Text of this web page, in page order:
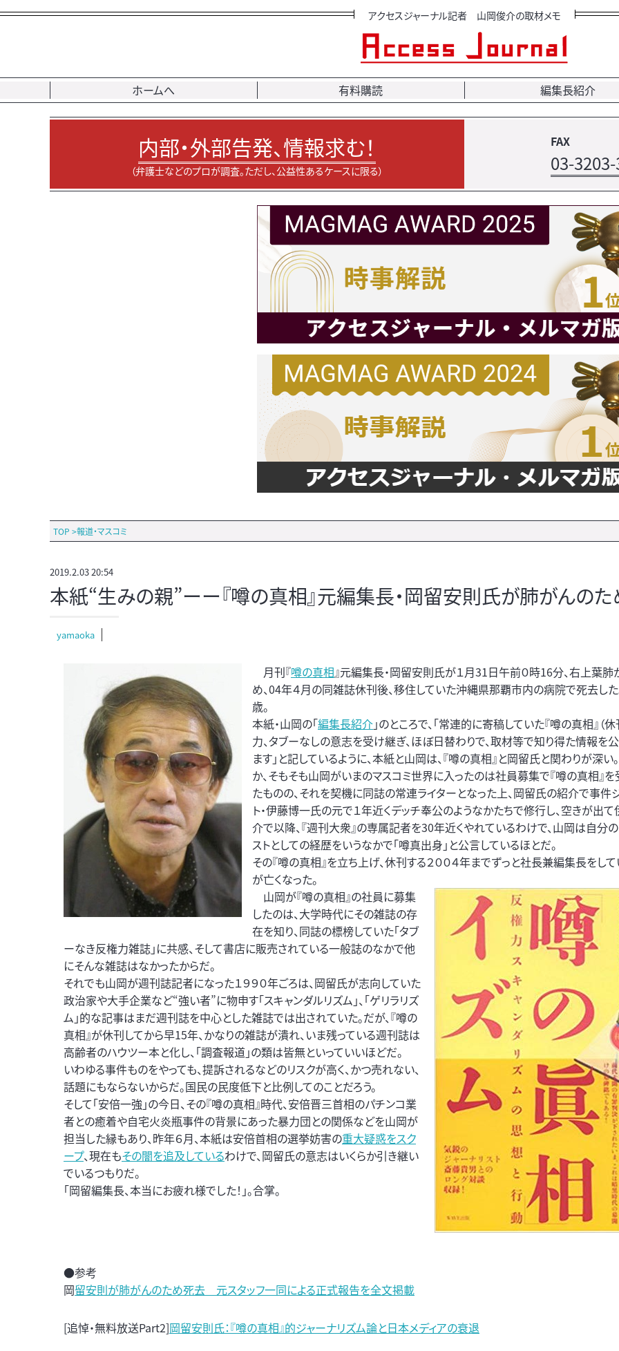
アクセスジャーナル記者 山岡俊介の取材メモ
ホームへ 有料購読 編集長紹介
内部・外部告発、情報求む！
（弁護士などのプロが調査。ただし、公益性あるケースに限る）
FAX
03-
TOP >報道・マスコミ
2019.2.03 20:54
本紙“生みの親”ーー『噂の真相』元編集長・岡留安則氏が肺がんの
yamaoka
月刊『噂の真相』元編集長・岡留安則氏が１月31日午前０時16分、右上葉肺
め、04年４月の同雑誌休刊後、移住していた沖縄県那覇市内の病院で死去し
歳。
本紙・山岡の｢編集長紹介」のところで、「常連的に寄稿していた『噂の真相』（
力、タブーなしの意志を受け継ぎ、ほぼ日替わりで、取材等で知り得た情報を
ます」と記しているように、本紙と山岡は、『噂の真相』と岡留氏と関わりが深い
か、そもそも山岡がいまのマスコミ世界に入ったのは社員募集で『噂の真相』を
たものの、それを契機に同誌の常連ライターとなった上、岡留氏の紹介で事件
ト・伊藤博一氏の元で１年近くデッチ奉公のようなかたちで修行し、空きが出
介で以降、『週刊大衆』の専属記者を30年近くやれているわけで、山岡は自分
ストとしての経歴をいうなかで「噂真出身」と公言しているほとだ。
その『噂の真相』を立ち上げ、休刊する２００４年までずっと社長兼編集長をし
が亡くなった。
山岡が『噂の真相』の社員に募集
したのは、大学時代にその雑誌の存
在を知り、同誌の標榜していた「タブ
ーなき反権力雑誌」に共感、そして書店に販売されている一般誌のなかで他
にそんな雑誌はなかったからだ。
それでも山岡が週刊誌記者になった１９９０年ごろは、岡留氏が志向していた
政治家や大手企業など“強い者”に物申す「スキャンダルリズム」、｢ゲリラリズ
ム」的な記事はまだ週刊誌を中心とした雑誌では出されていた。だが、『噂の
真相』が休刊してから早15年、かなりの雑誌が潰れ、いま残っている週刊誌は
高齢者のハウツー本と化し、｢調査報道」の類は皆無といっていいほどだ。
いわゆる事件ものをやっても、提訴されるなどのリスクが高く、かつ売れない、
話題にもならないからだ。国民の民度低下と比例してのことだろう。
そして「安倍一強」の今日、その『噂の真相』時代、安倍晋三首相のパチンコ業
者との癒着や自宅火炎瓶事件の背景にあった暴力団との関係などを山岡が
担当した縁もあり、昨年６月、本紙は安倍首相の選挙妨害の重大疑惑をスク
ープ、現在もその闇を追及しているわけで、岡留氏の意志はいくらか引き継い
でいるつもりだ。
「岡留編集長、本当にお疲れ様でした！」。合掌。
●参考
岡留安則が肺がんのため死去 元スタッフ一同による正式報告を全文掲載
[追悼・無料放送Part2]岡留安則氏：『噂の真相』的ジャーナリズム論と日本メディアの衰退